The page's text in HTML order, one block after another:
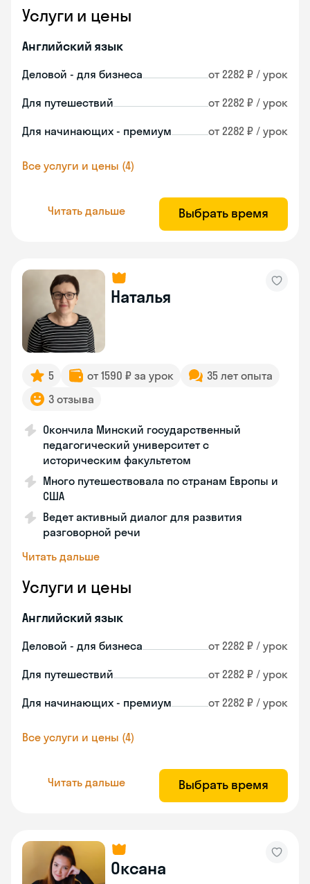
Услуги и цены
Английский язык
Деловой - для бизнеса от 2282 ₽ / урок
Для путешествий от 2282 ₽ / урок
Для начинающих - премиум от 2282 ₽ / урок
Все услуги и цены (4)
Читать дальше Выбрать время
Наталья
5 от 1590 ₽ за урок
35 лет опыта
3 отзыва
Окончила Минский государственный
педагогический университет с
историческим факультетом
Много путешествовала по странам Европы и
США
Ведет активный диалог для развития
разговорной речи
Читать дальше
Услуги и цены
Английский язык
Деловой - для бизнеса от 2282 ₽ / урок
Для путешествий от 2282 ₽ / урок
Для начинающих - премиум от 2282 ₽ / урок
Все услуги и цены (4)
Читать дальше Выбрать время
Оксана